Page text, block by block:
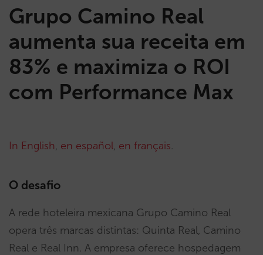
Grupo Camino Real
aumenta sua receita em
83% e maximiza o ROI
com Performance Max
In English, en español, en français.
O desafio
A rede hoteleira mexicana Grupo Camino Real
opera três marcas distintas: Quinta Real, Camino
Real e Real Inn. A empresa oferece hospedagem